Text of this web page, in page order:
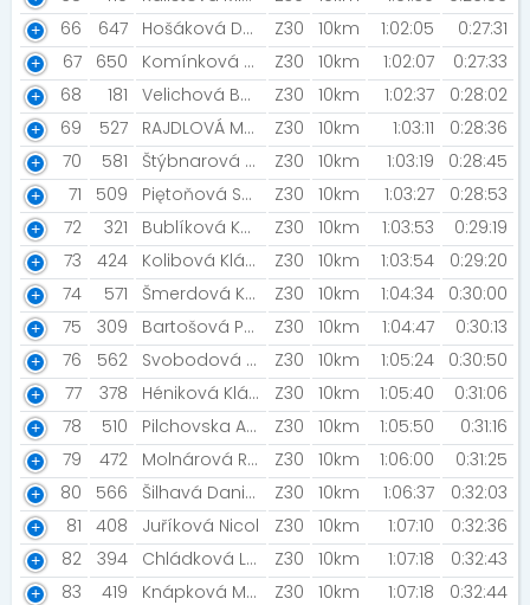
66
647 Hošáková Denisa Z30 10km 1:02:05
0:27:31
67
650 Komínková Karolína Z30 10km 1:02:07
0:27:33
68
181 Velichová Barbora [ALKORUN] Z30 10km 1:02:37
0:28:02
69
527 RAJDLOVÁ MONIKA Z30 10km 1:03:11
0:28:36
70
581 Štýbnarová Renáta Z30 10km 1:03:19
0:28:45
71
509 Piętoňová Sára Z30 10km 1:03:27
0:28:53
72
321 Bublíková Karolína Z30 10km 1:03:53
0:29:19
73
424 Kolibová Klára Z30 10km 1:03:54
0:29:20
74
571 Šmerdová Kateřina Z30 10km 1:04:34
0:30:00
75
309 Bartošová Pavlína Z30 10km 1:04:47
0:30:13
76
562 Svobodová Jana Z30 10km 1:05:24
0:30:50
77
378 Héniková Klára Z30 10km 1:05:40
0:31:06
78
510 Pilchovska Adela Z30 10km 1:05:50
0:31:16
79
472 Molnárová Rebeka Z30 10km 1:06:00
0:31:25
80
566 Šilhavá Daniela Z30 10km 1:06:37
0:32:03
81
408 Juříková Nicol Z30 10km 1:07:10
0:32:36
82
394 Chládková Lucie Z30 10km 1:07:18
0:32:43
83
419 Knápková Marie Z30 10km 1:07:18
0:32:44